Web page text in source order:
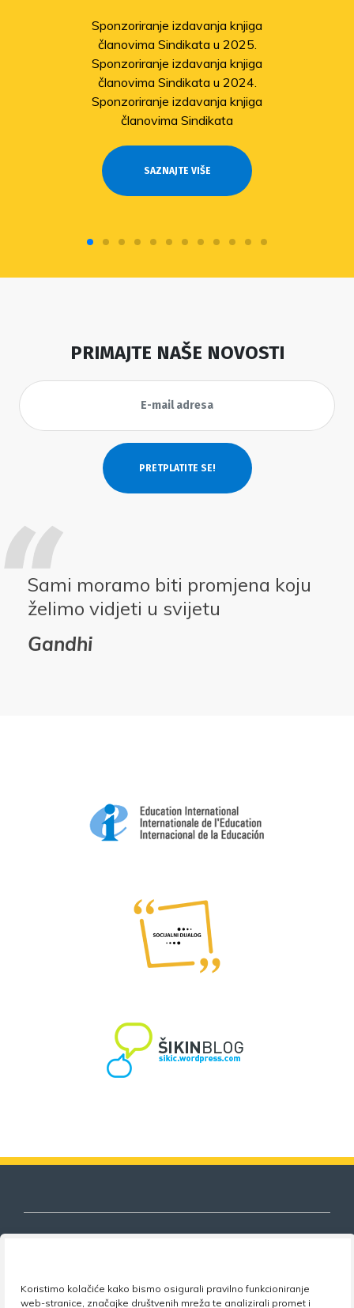
Koristimo kolačiće kako bismo osigurali pravilno funkcioniranje
web-stranice, značajke društvenih mreža te analizirali promet i
Sponzoriranje izdavanja knjiga
članovima Sindikata u 2025.
Sponzoriranje izdavanja knjiga
članovima Sindikata u 2024.
Sponzoriranje izdavanja knjiga
članovima Sindikata
SAZNAJTE VIŠE
PRIMAJTE NAŠE NOVOSTI
Sami moramo biti promjena koju
želimo vidjeti u svijetu
Gandhi
Nezavisni sindikat znanosti i visokog
obrazovanja